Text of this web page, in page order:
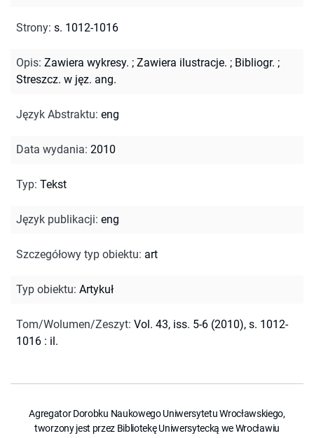
Strony: s. 1012-1016
Opis: Zawiera wykresy. ; Zawiera ilustracje. ; Bibliogr. ;
Streszcz. w jęz. ang.
Język Abstraktu: eng
Data wydania: 2010
Typ: Tekst
Język publikacji: eng
Szczegółowy typ obiektu: art
Typ obiektu: Artykuł
Tom/Wolumen/Zeszyt: Vol. 43, iss. 5-6 (2010), s. 1012-
1016 : il.
Agregator Dorobku Naukowego Uniwersytetu Wrocławskiego,
tworzony jest przez Bibliotekę Uniwersytecką we Wrocławiu